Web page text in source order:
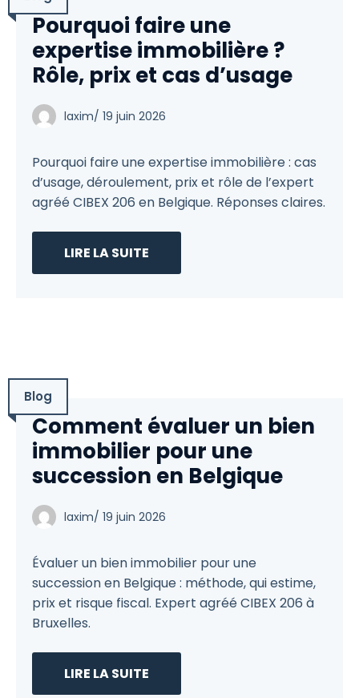
Pourquoi faire une
expertise immobilière ?
Rôle, prix et cas d’usage
laxim/ 19 juin 2026
Pourquoi faire une expertise immobilière : cas
d’usage, déroulement, prix et rôle de l’expert
agréé CIBEX 206 en Belgique. Réponses claires.
LIRE LA SUITE
Blog
Comment évaluer un bien
immobilier pour une
succession en Belgique
laxim/ 19 juin 2026
Évaluer un bien immobilier pour une
succession en Belgique : méthode, qui estime,
prix et risque fiscal. Expert agréé CIBEX 206 à
Bruxelles.
LIRE LA SUITE